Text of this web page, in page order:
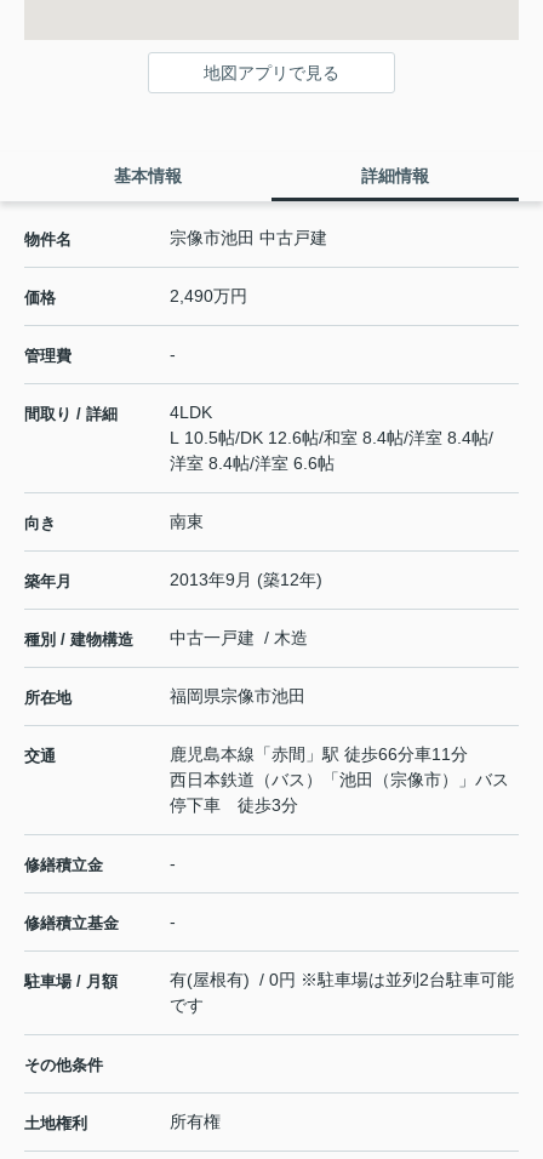
地図アプリで見る
基本情報 詳細情報
物件名 宗像市池田 中古戸建
価格 2,490万円
管理費 -
間取り / 詳細
4LDK
L 10.5帖/DK 12.6帖/和室 8.4帖/洋室 8.4帖/
洋室 8.4帖/洋室 6.6帖
向き 南東
築年月 2013年9月 (築12年)
種別 / 建物構造 中古一戸建 / 木造
所在地 福岡県宗像市池田
交通 鹿児島本線 「赤間 」駅 徒歩66分車11分
西日本鉄道（バス）「池田（宗像市）」バス
停下車 徒歩3分
修繕積立金 -
修繕積立基金 -
駐車場 / 月額
有(屋根有) / 0円 ※駐車場は並列2台駐車可能
です
その他条件
土地権利 所有権